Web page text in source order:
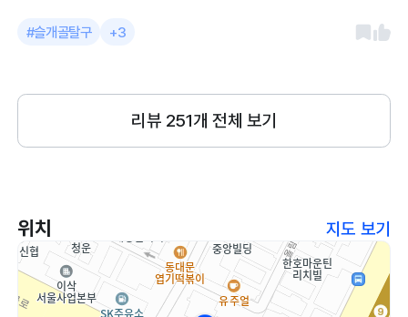
조심해야할 부분도 잘 설명해주셔서 좋았어
을 서는데는 이유가 있다 생각해요 ㅎ 그리
설명도 명확하고 예후도 좋아요 그래서 많
검 왔어요 6개월만에 사진처럼 너무너무 잘
고 제가 그걸 모르고 그냥 살았던 생각하면
너무너무 미안하네요 지금은 사진처럼 미사
일같음ㅋㅋㅋㅋ 발렛 해주는 병원 첨봤어요
직원분들 다 친절하시더라구요 다른 입원
#슬개골탈구 +3
리뷰 251개 전체 보기
위치 지도 보기